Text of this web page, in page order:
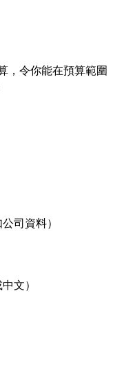
，令你能在預算範圍
司資料）
文）